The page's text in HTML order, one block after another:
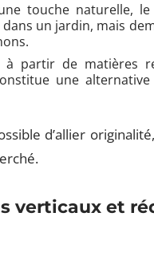
touche naturelle,
un jardin, mais
à partir de matières
une
d’allier
verticaux et